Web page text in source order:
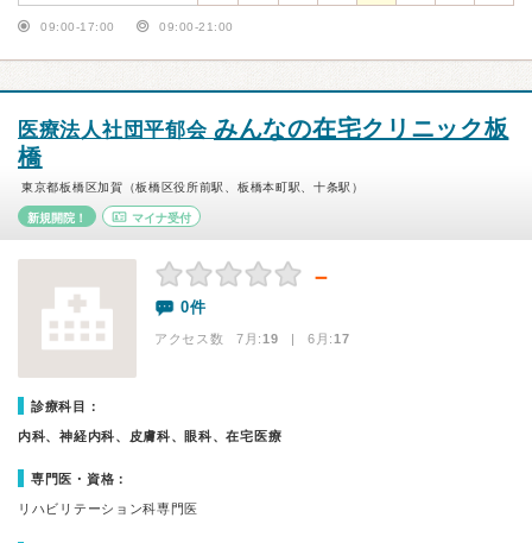
09:00-17:00 09:00-21:00
医療法人社団平郁会 みんなの在宅クリニック板
橋
東京都板橋区加賀（板橋区役所前駅、板橋本町駅、十条駅）
新規開院！ マイナ受付
－
0件
アクセス数 7月:19 | 6月:17
診療科目：
内科、神経内科、皮膚科、眼科、在宅医療
専門医・資格：
リハビリテーション科専門医